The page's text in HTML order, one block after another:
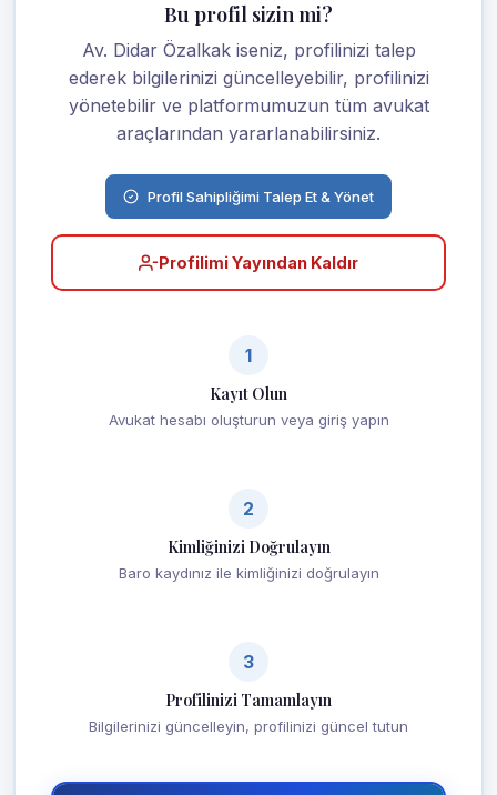
Bu profil sizin mi?
Av. Didar Özalkak iseniz, profilinizi talep
ederek bilgilerinizi güncelleyebilir, profilinizi
yönetebilir ve platformumuzun tüm avukat
araçlarından yararlanabilirsiniz.
Profil Sahipliğimi Talep Et & Yönet
Profilimi Yayından Kaldır
1
Kayıt Olun
Avukat hesabı oluşturun veya giriş yapın
2
Kimliğinizi Doğrulayın
Baro kaydınız ile kimliğinizi doğrulayın
3
Profilinizi Tamamlayın
Bilgilerinizi güncelleyin, profilinizi güncel tutun